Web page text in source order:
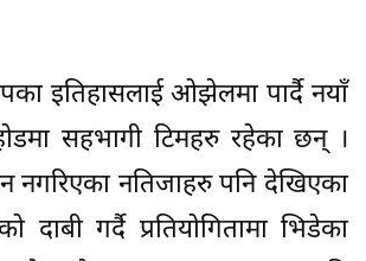
इतिहासलाई ओझेलमा पार्दै नयाँ
सहभागी टिमहरु रहेका छन् ।
नतिजाहरु पनि देखिएका
दाबी गर्दै प्रतियोगितामा भिडेका